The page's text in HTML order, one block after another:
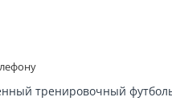
тренировочный